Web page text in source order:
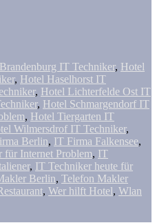
IT Techniker, Hotel
, Hotel Haselhorst IT
, Hotel Lichterfelde Ost IT
, Hotel Schmargendorf IT
, Hotel Tiergarten IT
Wilmersdrof IT Techniker,
Berlin, IT Firma Falkensee,
für Internet Problem, IT
, IT Techniker heute für
Berlin, Telefon Makler
, Wer hilft Hotel, Wlan